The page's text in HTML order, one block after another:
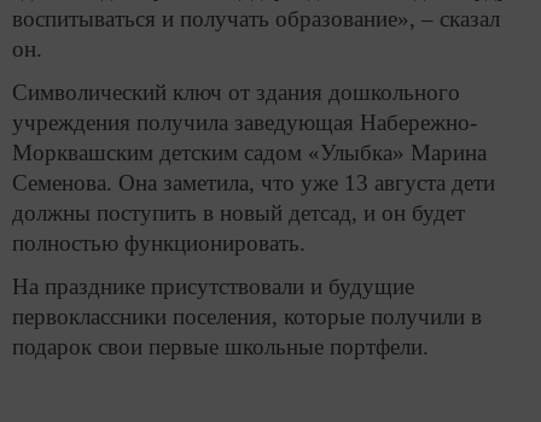
воспитываться и получать образование», – сказал
он.
Символический ключ от здания дошкольного
учреждения получила заведующая Набережно-
Морквашским детским садом «Улыбка» Марина
Семенова. Она заметила, что уже 13 августа дети
должны поступить в новый детсад, и он будет
полностью функционировать.
На празднике присутствовали и будущие
первоклассники поселения, которые получили в
подарок свои первые школьные портфели.